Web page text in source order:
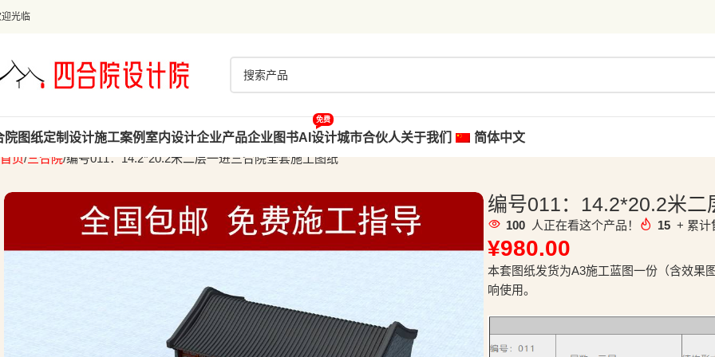
光临
院图纸定制设计施工案例 室内设计企业产品企业图书AI设计
免费
城市合伙人关于我们
简体中文
首页 三合院 编号011：14.2*20.2米二层一进三合院全套施工图纸
编号011：14.2*20.2米
100 人正在看这个产品！ 15 + 累计
¥980.00
本套图纸发货为A3施工蓝图一份（含效果
响使用。